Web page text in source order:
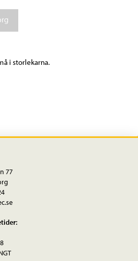
i storlekarna.
77